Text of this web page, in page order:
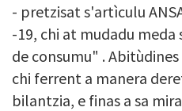
- pretzisat s'artìculu
-19, chi at mudadu meda
de consumu" .
chi ferrent a manera
bilantzia, e finas a sa